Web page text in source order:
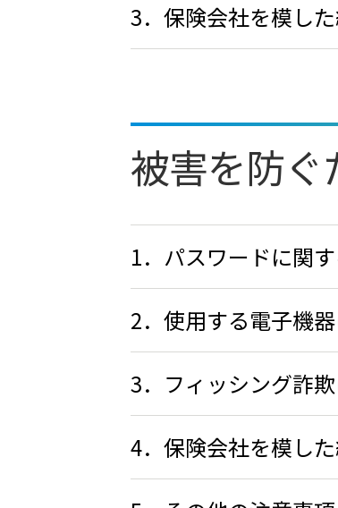
3．保険会社を模し
被害を防
1．パスワードに関
2．使用する電子機
3．フィッシング詐
4．保険会社を模し